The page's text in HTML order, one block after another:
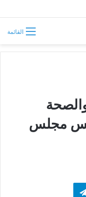
القائمة
والصحة
مجلس
تيلقرام